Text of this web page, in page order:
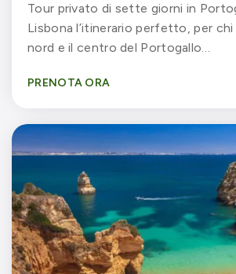
Tour privato di sette giorni in
Lisbona l’itinerario perfetto, per
nord e il centro del Portogallo…
PRENOTA ORA